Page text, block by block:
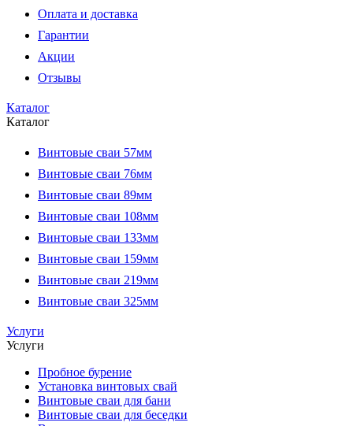
Оплата и доставка
Гарантии
Акции
Отзывы
Каталог
Каталог
Винтовые сваи 57мм
Винтовые сваи 76мм
Винтовые сваи 89мм
Винтовые сваи 108мм
Винтовые сваи 133мм
Винтовые сваи 159мм
Винтовые сваи 219мм
Винтовые сваи 325мм
Услуги
Услуги
Пробное бурение
Установка винтовых свай
Винтовые сваи для бани
Винтовые сваи для беседки